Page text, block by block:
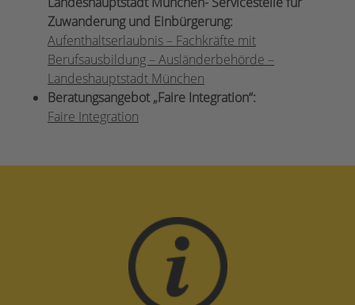
Zuwanderung und Einbürgerung:
Aufenthaltserlaubnis – Fachkräfte mit
Berufsausbildung – Ausländerbehörde –
Landeshauptstadt München
Beratungsangebot „Faire Integration“:
Faire Integration